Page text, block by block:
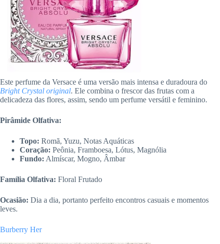
Este perfume da Versace é uma versão mais intensa e duradoura do
Bright Crystal original. Ele combina o frescor das frutas com a
delicadeza das flores, assim, sendo um perfume versátil e feminino.
Pirâmide Olfativa:
Topo: Romã, Yuzu, Notas Aquáticas
Coração: Peônia, Framboesa, Lótus, Magnólia
Fundo: Almíscar, Mogno, Âmbar
Família Olfativa: Floral Frutado
Ocasião: Dia a dia, portanto perfeito encontros casuais e momentos
leves.
Burberry Her